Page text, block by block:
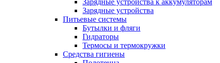
Зарядные устройства к аккумуляторам
Зарядные устройства
Питьевые системы
Бутылки и фляги
Гидраторы
Термосы и термокружки
Средства гигиены